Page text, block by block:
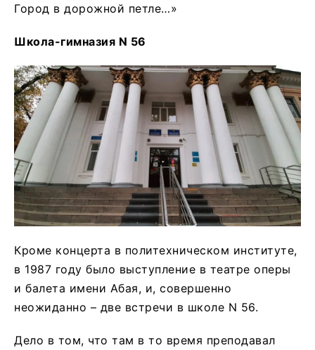
Город в дорожной петле…»
Школа-гимназия N 56
Кроме концерта в политехническом институте,
в 1987 году было выступление в театре оперы
и балета имени Абая, и, совершенно
неожиданно – две встречи в школе N 56.
Дело в том, что там в то время преподавал